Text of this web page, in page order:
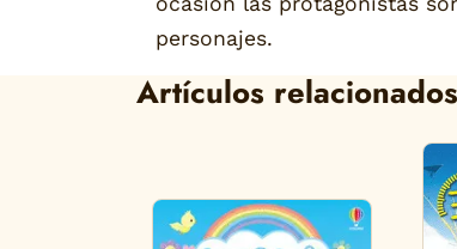
personajes.
Artículos relacionados